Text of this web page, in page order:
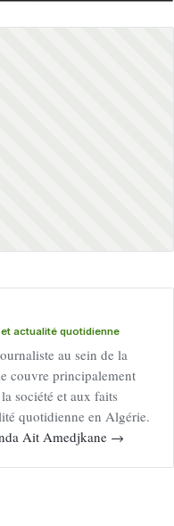
actualité quotidienne
au sein de la
couvre principalement
société et aux faits
quotidienne en Algérie.
Ait Amedjkane →